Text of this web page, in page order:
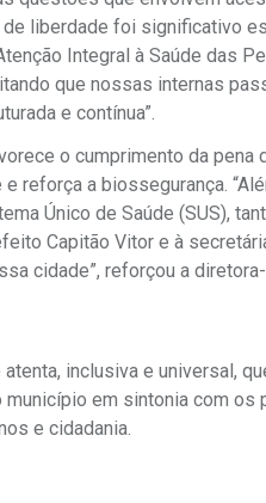
liberdade foi significativo
Integral à Saúde das
que nossas internas
e contínua”.
o cumprimento da pena
reforça a biossegurança.
Único de Saúde (SUS),
Capitão Vitor e à
cidade”, reforçou a
inclusiva e universal,
em sintonia com os
e cidadania.